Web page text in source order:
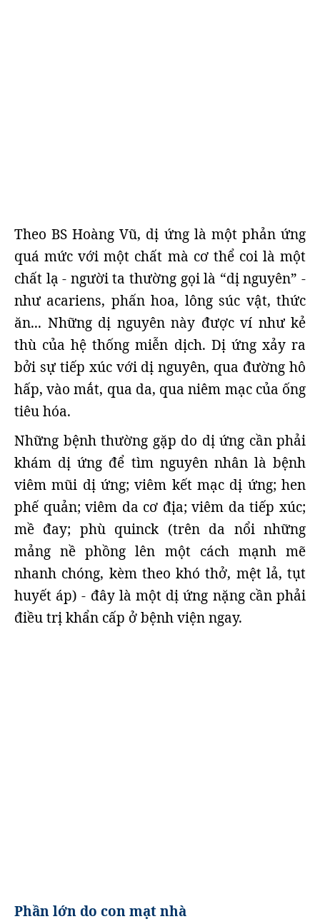
Theo BS Hoàng Vũ, dị ứng là một phản ứng
quá mức với một chất mà cơ thể coi là một
chất lạ - người ta thường gọi là “dị nguyên” -
như acariens, phấn hoa, lông súc vật, thức
ăn... Những dị nguyên này được ví như kẻ
thù của hệ thống miễn dịch. Dị ứng xảy ra
bởi sự tiếp xúc với dị nguyên, qua đường hô
hấp, vào mắt, qua da, qua niêm mạc của ống
tiêu hóa.
Những bệnh thường gặp do dị ứng cần phải
khám dị ứng để tìm nguyên nhân là bệnh
viêm mũi dị ứng; viêm kết mạc dị ứng; hen
phế quản; viêm da cơ địa; viêm da tiếp xúc;
mề đay; phù quinck (trên da nổi những
mảng nề phồng lên một cách mạnh mẽ
nhanh chóng, kèm theo khó thở, mệt lả, tụt
huyết áp) - đây là một dị ứng nặng cần phải
điều trị khẩn cấp ở bệnh viện ngay.
Phần lớn do con mạt nhà